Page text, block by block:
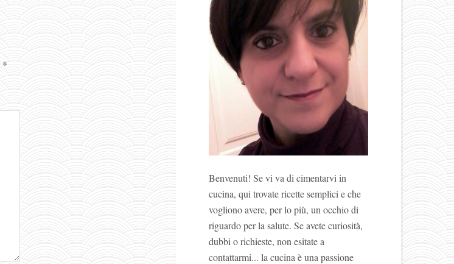
*
Benvenuti! Se vi va di cimentarvi in
cucina, qui trovate ricette semplici e che
vogliono avere, per lo più, un occhio di
riguardo per la salute. Se avete curiosità,
dubbi o richieste, non esitate a
contattarmi... la cucina è una passione